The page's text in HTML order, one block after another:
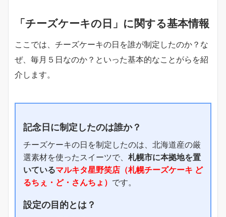
「チーズケーキの日」に関する基本情報
ここでは、チーズケーキの日を誰が制定したのか？な
ぜ、毎月５日なのか？といった基本的なことがらを紹
介します。
記念日に制定したのは誰か？
チーズケーキの日を制定したのは、北海道産の厳
選素材を使ったスイーツで、 札幌市に本拠地を置
いているマルキタ星野笑店（札幌チーズケーキ ど
るちぇ・ど・さんちょ） です。
設定の目的とは？